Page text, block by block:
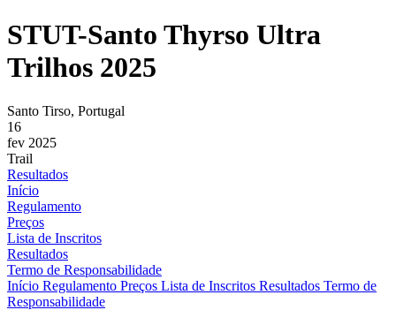
STUT-Santo Thyrso Ultra
Trilhos 2025
Santo Tirso, Portugal
16
fev 2025
Trail
Resultados
Início
Regulamento
Preços
Lista de Inscritos
Resultados
Termo de Responsabilidade
Início Regulamento Preços Lista de Inscritos Resultados Termo de
Responsabilidade